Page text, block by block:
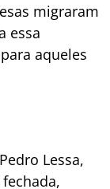
migraram
essa
aqueles
Lessa,